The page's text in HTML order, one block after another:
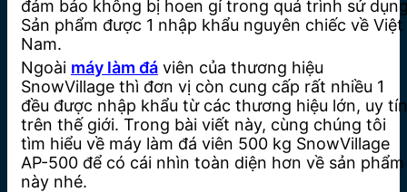
đảm bảo không bị hoen gỉ trong quá trình sử
Sản phẩm được 1 nhập khẩu nguyên chiếc về Việt
Nam.
Ngoài máy làm đá viên của thương hiệu
SnowVillage thì đơn vị còn cung cấp rất nhiều 1
đều được nhập khẩu từ các thương hiệu lớn, uy tín
trên thế giới. Trong bài viết này, cùng chúng tôi
tìm hiểu về máy làm đá viên 500 kg SnowVillage
AP-500 để có cái nhìn toàn diện hơn về sản phẩm
này nhé.